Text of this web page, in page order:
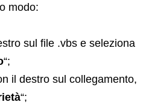
modo:
sul file .vbs e seleziona
“;
il destro sul collegamento,
“;